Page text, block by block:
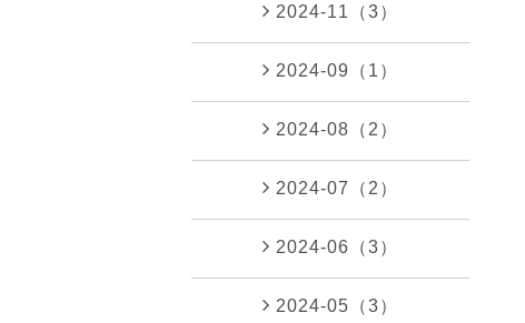
2024-11（3）
2024-09（1）
2024-08（2）
2024-07（2）
2024-06（3）
2024-05（3）